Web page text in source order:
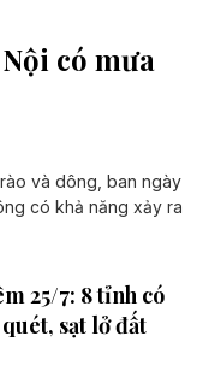
có mưa
và dông, ban ngày
có khả năng xảy ra
25/7: 8 tỉnh có
sạt lở đất